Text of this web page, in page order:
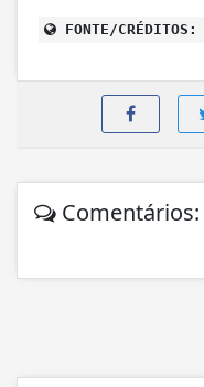
FONTE/CRÉDITOS:
Comentários: